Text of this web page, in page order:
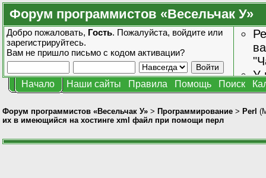
Форум программистов «Весельчак У»
Добро пожаловать, Гость. Пожалуйста, войдите или
зарегистрируйтесь.
Вам не пришло письмо с кодом активации?
У
Начало Наши сайты Правила Помощь Поиск
Форум программистов «Весельчак У» > Программирование > Perl
их в имеющийся на хостинге xml файл при помощи перл